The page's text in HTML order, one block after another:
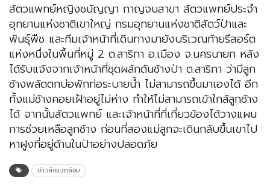
สัตวแพทย์หญิงชนัญญา กาญจนสาขา สัตวแพทย์ประจำ
อุทยานแห่งชาติเขาใหญ่ กรมอุทยานแห่งชาติสัตว์ป่าและ
พันธุ์พืช และทีมเจ้าหน้าที่เดินทางมายังบริเวณท้ายรีสอร์ต
แห่งหนึ่งในพื้นที่หมู่ 2 ต.สาริกา อ.เมือง จ.นครนายก หลัง
ได้รับแจ้งจากเจ้าหน้าที่ชุดผลักดันช้างป่า ต.สาริกา ว่ามีลูก
ช้างพลัดตกบ่อพักท่อระบายน้ำ ไม่สามารถขึ้นมาเองได้ อีก
ทั้งแม่ช้างคอยเฝ้าอยู่ไม่ห่าง ทำให้ไม่สามารถเข้าใกล้ลูกช้าง
ได้ จากนั้นสัตวแพทย์ และเจ้าหน้าที่ที่เกี่ยวข้องได้วางแผน
การช่วยเหลือลูกช้าง ก่อนที่สองแม่ลูกจะเดินกลับขึ้นเขาไป
หาฝูงที่อยู่ด้านในป่าอย่างปลอดภัย
ข่าวสิ่งแวดล้อม